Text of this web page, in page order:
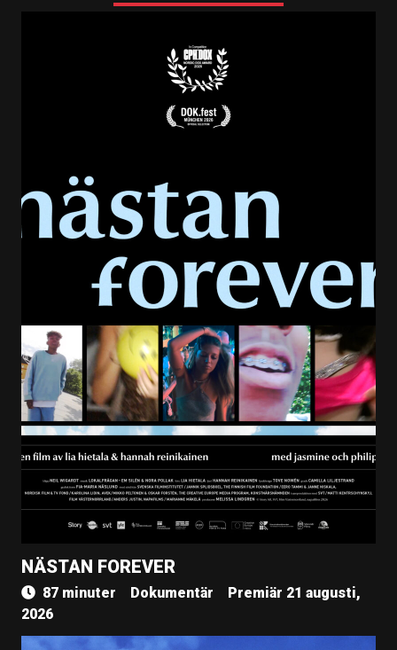
NÄSTAN FOREVER
87 minuter Dokumentär
Premiär 21 augusti,
2026